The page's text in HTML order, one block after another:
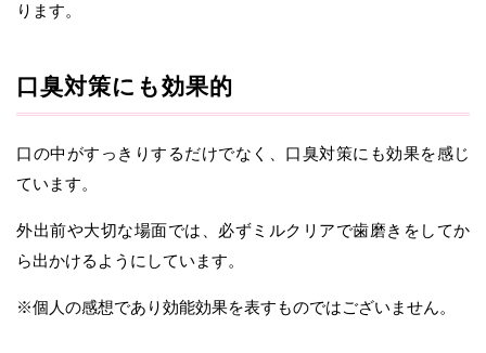
ります。
口臭対策にも効果的
口の中がすっきりするだけでなく、口臭対策にも効果を感じ
ています。
外出前や大切な場面では、必ずミルクリアで歯磨きをしてか
ら出かけるようにしています。
※個人の感想であり効能効果を表すものではございません。